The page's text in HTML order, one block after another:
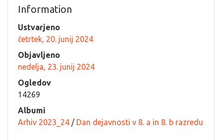
Information
Ustvarjeno
četrtek, 20. junij 2024
Objavljeno
nedelja, 23. junij 2024
Ogledov
14269
Albumi
Arhiv 2023_24 / Dan dejavnosti v 8. a in 8. b razredu